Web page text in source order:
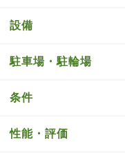
設備
駐車場・駐輪場
条件
性能・評価